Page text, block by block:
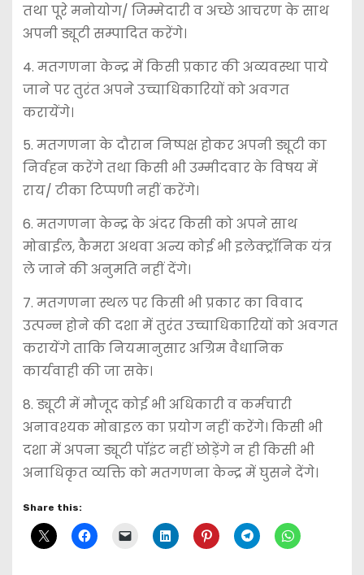
तथा पूरे मनोयोग/ जिम्मेदारी व अच्छे आचरण के साथ
अपनी ड्यूटी सम्पादित करेंगे।
4. ⁠मतगणना केन्द्र में किसी प्रकार की अव्यवस्था पाये
जाने पर तुरंत अपने उच्चाधिकारियों को अवगत
करायेंगे।
5. ⁠मतगणना के दौरान निष्पक्ष होकर अपनी ड्यूटी का
निर्वहन करेंगे तथा किसी भी उम्मीदवार के विषय में
राय/ टीका टिप्पणी नहीं करेंगे।
6. ⁠मतगणना केन्द्र के अंदर किसी को अपने साथ
मोबाईल, कैमरा अथवा अन्य कोई भी इलेक्ट्रॉनिक यंत्र
ले जाने की अनुमति नहीं देंगे।
7. ⁠मतगणना स्थल पर किसी भी प्रकार का विवाद
उत्पन्न होने की दशा में तुरंत उच्चाधिकारियों को अवगत
करायेंगे ताकि नियमानुसार अग्रिम वैधानिक
कार्यवाही की जा सके।
8. ⁠ड्यूटी में मौजूद कोई भी अधिकारी व कर्मचारी
अनावश्यक मोबाइल का प्रयोग नहीं करेंगे। किसी भी
दशा में अपना ड्यूटी पॉइंट नहीं छोड़ेंगे न ही किसी भी
अनाधिकृत व्यक्ति को मतगणना केन्द्र में घुसने देंगे।
Share this: